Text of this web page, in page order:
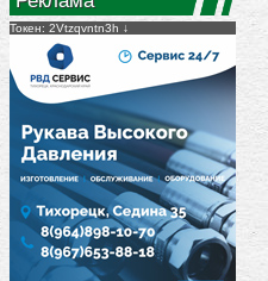
Токен: 2Vtzqvntn3h